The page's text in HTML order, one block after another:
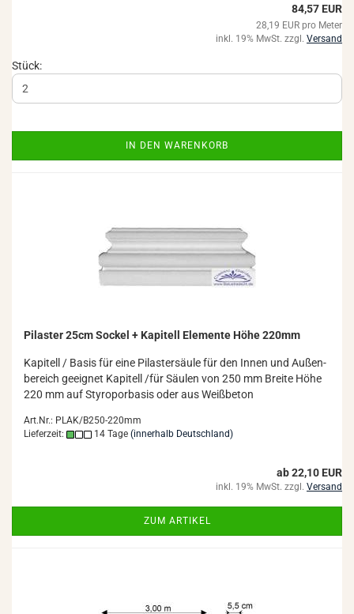
84,57 EUR
28,19 EUR pro Meter
inkl. 19% MwSt. zzgl. Versand
Stück:
IN DEN WARENKORB
Pi­las­ter 25cm So­ckel + Ka­pi­tell Ele­men­te Höhe 220mm
Ka­pi­tell / Basis für eine Pi­las­ter­säu­le für den Innen und Au­ßen­
be­reich ge­eig­net Ka­pi­tell /für Säu­len von 250 mm Brei­te Höhe
220 mm auf Sty­ro­por­ba­sis oder aus Weiß­be­ton
Art.Nr.: PLAK/B250-220mm
Lieferzeit:
14 Tage (innerhalb Deutschland)
ab 22,10 EUR
inkl. 19% MwSt. zzgl. Versand
ZUM ARTIKEL